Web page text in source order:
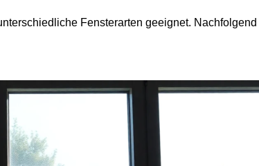
Fensterarten geeignet. Nachfolgend